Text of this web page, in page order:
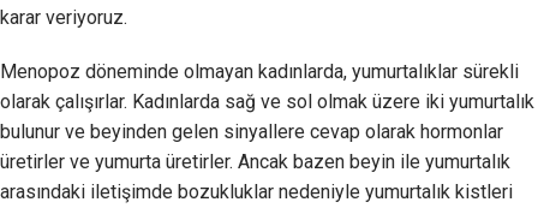
karar veriyoruz.
Menopoz döneminde olmayan kadınlarda, yumurtalıklar sürekli
olarak çalışırlar. Kadınlarda sağ ve sol olmak üzere iki yumurtalık
bulunur ve beyinden gelen sinyallere cevap olarak hormonlar
üretirler ve yumurta üretirler. Ancak bazen beyin ile yumurtalık
arasındaki iletişimde bozukluklar nedeniyle yumurtalık kistleri